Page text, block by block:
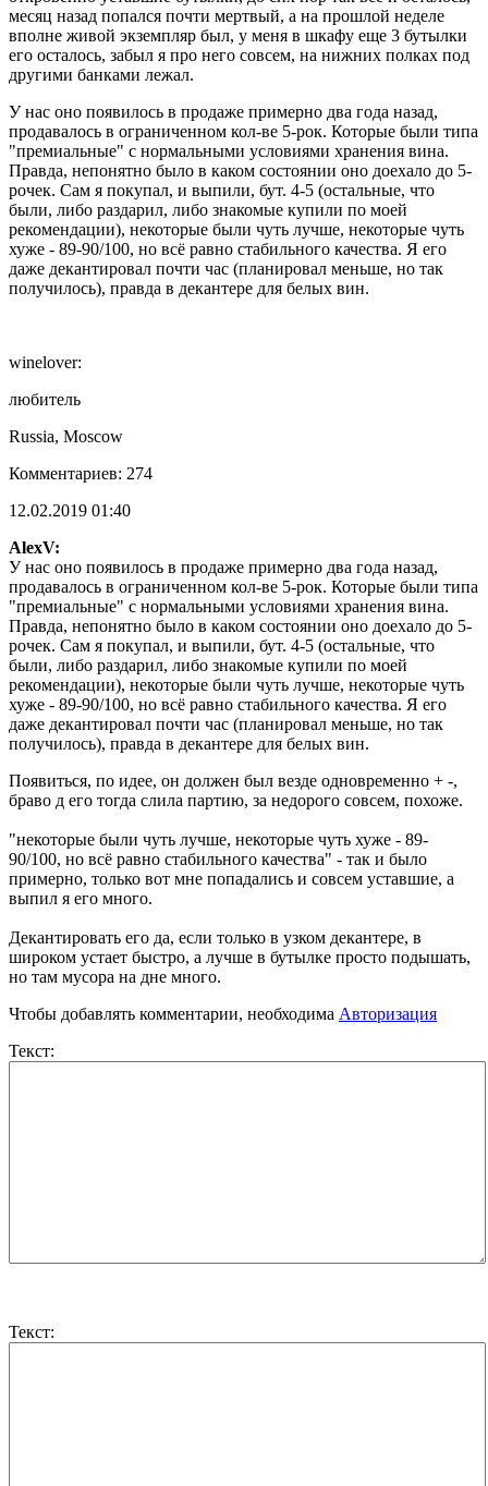
месяц назад попался почти мертвый, а на прошлой неделе
вполне живой экземпляр был, у меня в шкафу еще 3 бутылки
его осталось, забыл я про него совсем, на нижних полках под
другими банками лежал.
У нас оно появилось в продаже примерно два года назад,
продавалось в ограниченном кол-ве 5-рок. Которые были типа
"премиальные" с нормальными условиями хранения вина.
Правда, непонятно было в каком состоянии оно доехало до 5-
рочек. Сам я покупал, и выпили, бут. 4-5 (остальные, что
были, либо раздарил, либо знакомые купили по моей
рекомендации), некоторые были чуть лучше, некоторые чуть
хуже - 89-90/100, но всё равно стабильного качества. Я его
даже декантировал почти час (планировал меньше, но так
получилось), правда в декантере для белых вин.
winelover:
любитель
Russia, Moscow
Комментариев: 274
12.02.2019 01:40
AlexV:
У нас оно появилось в продаже примерно два года назад,
продавалось в ограниченном кол-ве 5-рок. Которые были типа
"премиальные" с нормальными условиями хранения вина.
Правда, непонятно было в каком состоянии оно доехало до 5-
рочек. Сам я покупал, и выпили, бут. 4-5 (остальные, что
были, либо раздарил, либо знакомые купили по моей
рекомендации), некоторые были чуть лучше, некоторые чуть
хуже - 89-90/100, но всё равно стабильного качества. Я его
даже декантировал почти час (планировал меньше, но так
получилось), правда в декантере для белых вин.
Появиться, по идее, он должен был везде одновременно + -,
браво д его тогда слила партию, за недорого совсем, похоже.
"некоторые были чуть лучше, некоторые чуть хуже - 89-
90/100, но всё равно стабильного качества" - так и было
примерно, только вот мне попадались и совсем уставшие, а
выпил я его много.
Декантировать его да, если только в узком декантере, в
широком устает быстро, а лучше в бутылке просто подышать,
но там мусора на дне много.
Чтобы добавлять комментарии, необходима Авторизация
Текст:
Текст: